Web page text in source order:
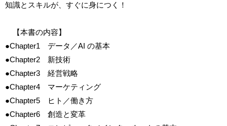
知識とスキルが、すぐに身につく！
【本書の内容】
●Chapter1 データ／AI の基本
●Chapter2 新技術
●Chapter3 経営戦略
●Chapter4 マーケティング
●Chapter5 ヒト／働き方
●Chapter6 創造と変革